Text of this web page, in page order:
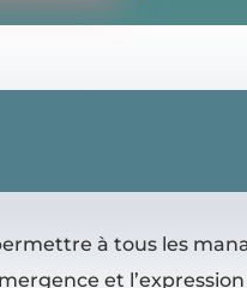
à tous les
et